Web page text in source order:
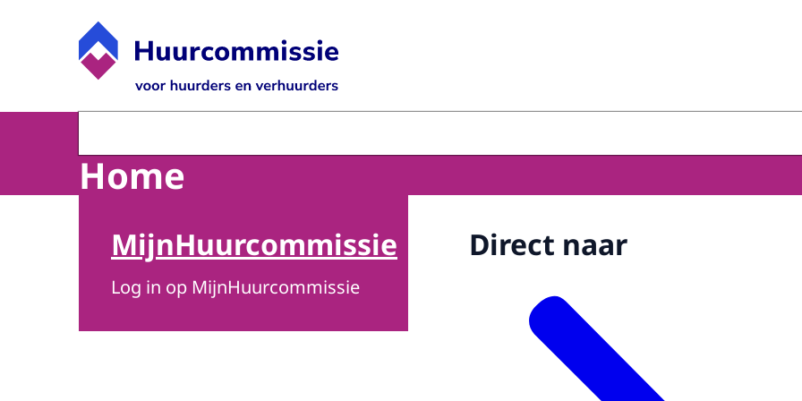
Home
MijnHuurcommissie
Log in op MijnHuurcommissie
Direct naar